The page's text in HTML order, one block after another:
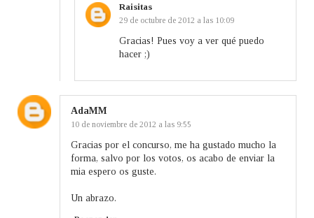
Raisitas
29 de octubre de 2012 a las 10:09
Gracias! Pues voy a ver qué puedo
hacer ;)
AdaMM
10 de noviembre de 2012 a las 9:55
Gracias por el concurso, me ha gustado mucho la
forma, salvo por los votos, os acabo de enviar la
mia espero os guste.
Un abrazo.